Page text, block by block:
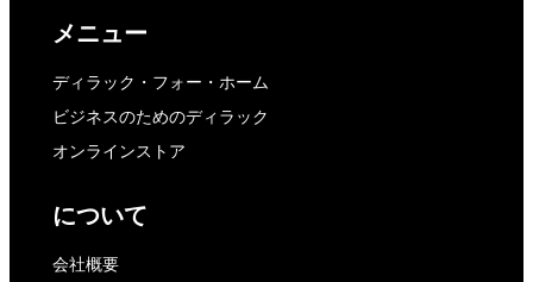
メニュー
ディラック・フォー・ホーム
ビジネスのためのディラック
オンラインストア
について
会社概要